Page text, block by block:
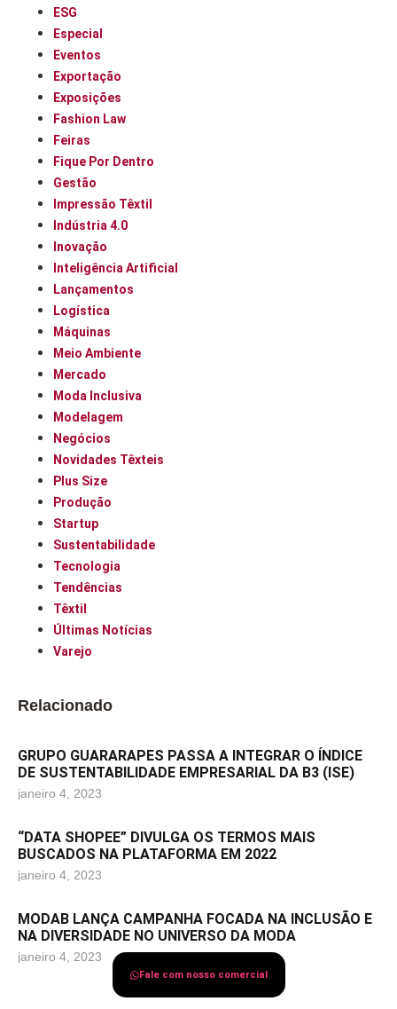
ESG
Especial
Eventos
Exportação
Exposições
Fashion Law
Feiras
Fique Por Dentro
Gestão
Impressão Têxtil
Indústria 4.0
Inovação
Inteligência Artificial
Lançamentos
Logística
Máquinas
Meio Ambiente
Mercado
Moda Inclusiva
Modelagem
Negócios
Novidades Têxteis
Plus Size
Produção
Startup
Sustentabilidade
Tecnologia
Tendências
Têxtil
Últimas Notícias
Varejo
Relacionado
GRUPO GUARARAPES PASSA A INTEGRAR O ÍNDICE
DE SUSTENTABILIDADE EMPRESARIAL DA B3 (ISE)
janeiro 4, 2023
“DATA SHOPEE” DIVULGA OS TERMOS MAIS
BUSCADOS NA PLATAFORMA EM 2022
janeiro 4, 2023
MODAB LANÇA CAMPANHA FOCADA NA INCLUSÃO E
NA DIVERSIDADE NO UNIVERSO DA MODA
janeiro 4, 2023
Fale com nosso comercial